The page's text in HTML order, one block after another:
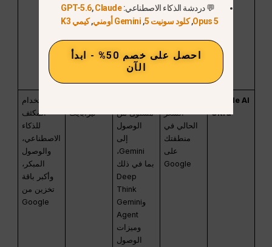
وضع البحث
بالذكاء
(Search AI
Mode)
حيثما كان
Google AI
Ultra
السعر
الحالي في
منطقتك
على
Google
مستوى من
الوصول
إلى
Gemini،
بما في ذلك
Deep
Think
وGemini
Agent
وميزات
الوصول
تيرابايت
الاستخدام
المكثف
للذكاء
الاصطناعي،
والوصول
المبكر،
وأكبر باقة
تخزين من
Google
💬 دردشة الذكاء الاصطناعي: GPT-5.6,Claude
Opus 5
,كلود سونيت 5 , Gemini أومني ,كيمي K3
احصل على خصم 50% - ابدأ
الآن